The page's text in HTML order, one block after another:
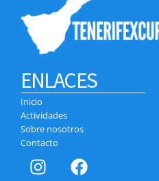
ENLACES
Inicio
Actividades
Sobre nosotros
Contacto